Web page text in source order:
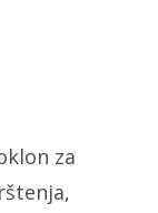
za